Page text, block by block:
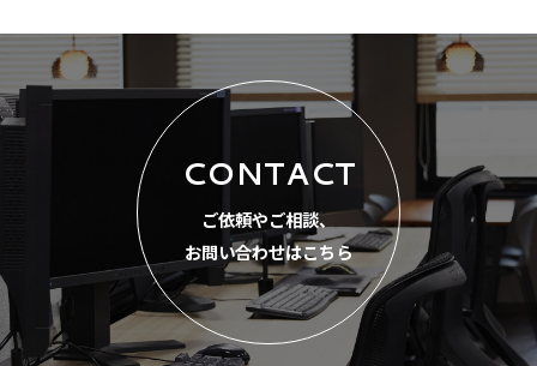
CONTACT
ご依頼やご相談、
お問い合わせはこちら